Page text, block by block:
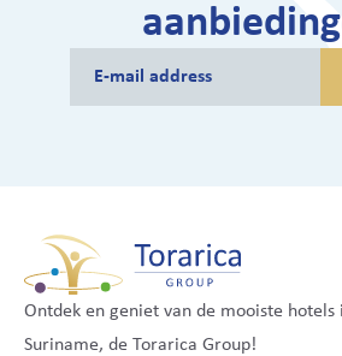
Ontdek en geniet van de mooiste hotels
Suriname, de Torarica Group!